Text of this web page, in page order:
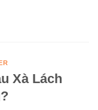
Xà Lách